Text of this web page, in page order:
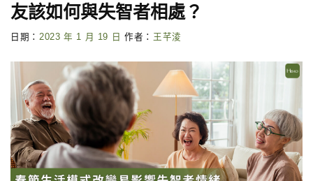
友該如何與失智者相處？
日期： 2023 年 1 月 19 日 作者： 王芊淩